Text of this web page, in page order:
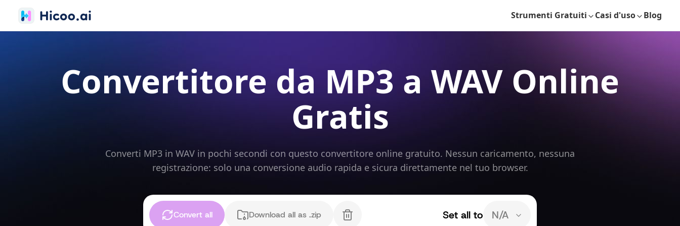
Strumenti Gratuiti Casi d'uso Blog
Convertitore da MP3 a WAV Online
Gratis
Converti MP3 in WAV in pochi secondi con questo convertitore online gratuito. Nessun caricamento, nessuna
registrazione: solo una conversione audio rapida e sicura direttamente nel tuo browser.